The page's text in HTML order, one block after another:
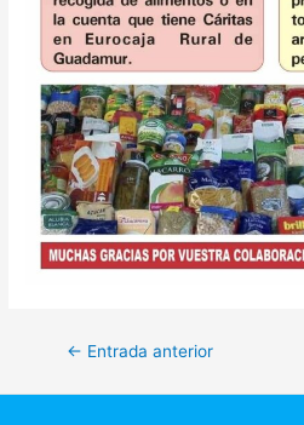
Navegación
de
← Entrada anterior